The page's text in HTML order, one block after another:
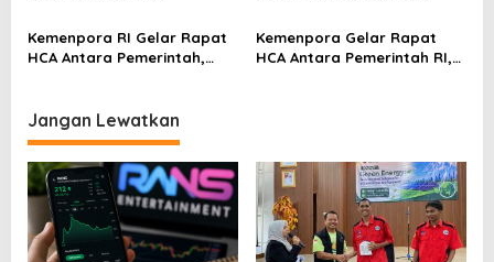
Kerjasama Kepemudaan
dan Olahraga
Kemenpora RI Gelar Rapat
HCA Antara Pemerintah,
Kemenpora Gelar Rapat
HCA Antara Pemerintah RI,
Jangan Lewatkan